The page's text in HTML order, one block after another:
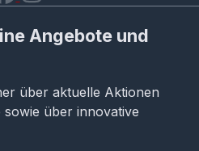
Angebote und
über aktuelle Aktionen
über innovative